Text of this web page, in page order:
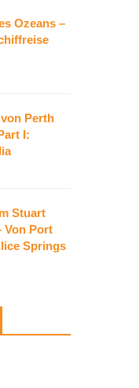
Ozeans –
Perth
I:
Stuart
Von Port
Springs